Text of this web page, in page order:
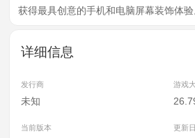
获得最具创意的手机和电脑屏幕装饰体验
详细信息
发行商 游戏
未知
当前版本 更新